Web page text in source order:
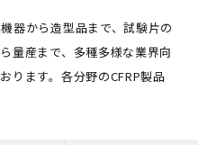
器から造型品まで、試験片の
量産まで、多種多様な業界向
ります。各分野のCFRP製品